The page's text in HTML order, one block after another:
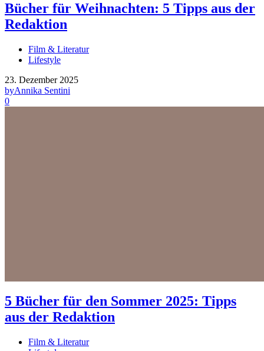
Bücher für Weihnachten: 5 Tipps aus der
Redaktion
Film & Literatur
Lifestyle
23. Dezember 2025
byAnnika Sentini
0
5 Bücher für den Sommer 2025: Tipps
aus der Redaktion
Film & Literatur